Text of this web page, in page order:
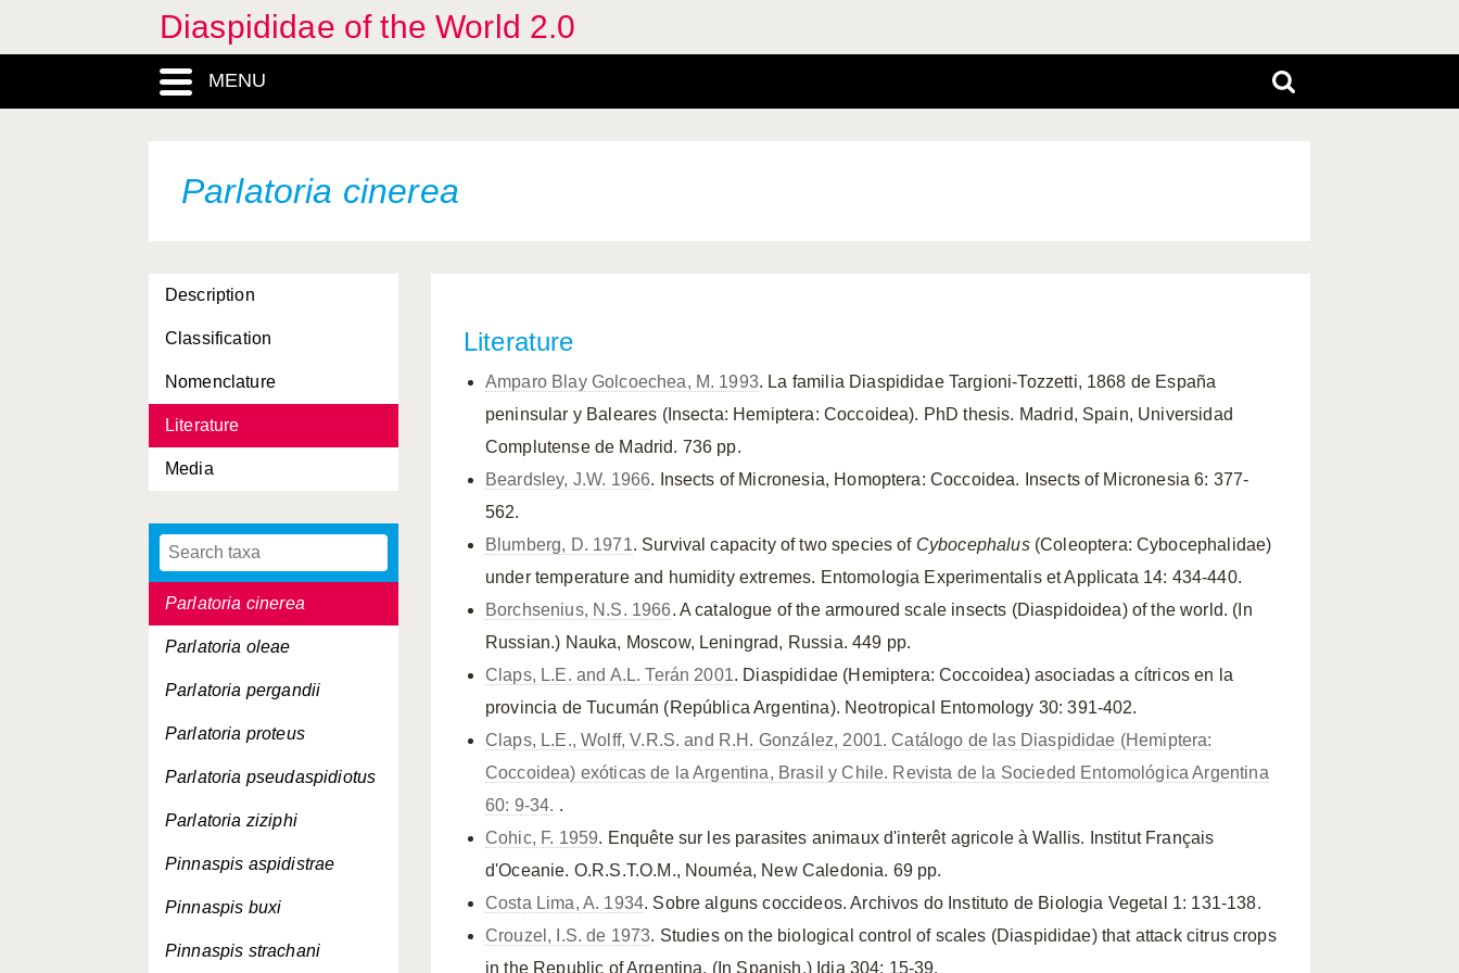
Diaspididae of the World 2.0
MENU
Parlatoria cinerea
Description
Classification
Nomenclature
Literature
Media
Lopholeucaspis cockerelli
Lopholeucaspis japonica
Morganella longispina
Mycetaspis personata
Neopinnaspis harperi
Odonaspis greenii
Odonaspis ruthae
Parlatoria blanchardi
Parlatoria cinerea
Parlatoria oleae
Parlatoria pergandii
Parlatoria proteus
Parlatoria pseudaspidiotus
Parlatoria ziziphi
Pinnaspis aspidistrae
Pinnaspis buxi
Pinnaspis strachani
Literature
Amparo Blay Golcoechea, M. 1993. La familia Diaspididae Targioni-Tozzetti, 1868 de España
peninsular y Baleares (Insecta: Hemiptera: Coccoidea). PhD thesis. Madrid, Spain, Universidad
Complutense de Madrid. 736 pp.
Beardsley, J.W. 1966. Insects of Micronesia, Homoptera: Coccoidea. Insects of Micronesia 6: 377-
562.
Blumberg, D. 1971. Survival capacity of two species of Cybocephalus(Coleoptera: Cybocephalidae)
under temperature and humidity extremes. Entomologia Experimentalis et Applicata 14: 434-440.
Borchsenius, N.S. 1966. A catalogue of the armoured scale insects (Diaspidoidea) of the world. (In
Russian.) Nauka, Moscow, Leningrad, Russia. 449 pp.
Claps, L.E. and A.L. Terán 2001. Diaspididae (Hemiptera: Coccoidea) asociadas a cítricos en la
provincia de Tucumán (República Argentina). Neotropical Entomology 30: 391-402.
Claps, L.E., Wolff, V.R.S. and R.H. González, 2001. Catálogo de las Diaspididae (Hemiptera:
Coccoidea) exóticas de la Argentina, Brasil y Chile. Revista de la Socieded Entomológica Argentina
60: 9-34. .
Cohic, F. 1959. Enquête sur les parasites animaux d'interêt agricole à Wallis. Institut Français
d'Oceanie. O.R.S.T.O.M., Nouméa, New Caledonia. 69 pp.
Costa Lima, A. 1934. Sobre alguns coccideos. Archivos do Instituto de Biologia Vegetal 1: 131-138.
Crouzel, I.S. de 1973. Studies on the biological control of scales (Diaspididae) that attack citrus crops
in the Republic of Argentina. (In Spanish.) Idia 304: 15-39.